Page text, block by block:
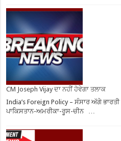
CM Joseph Vijay ਦਾ ਨਹੀਂ ਹੋਵੇਗਾ ਤਲਾਕ
India’s Foreign Policy – ਸੰਸਾਰ ਅੱਗੇ
ਪਾਕਿਸਤਾਨ-ਅਮਰੀਕਾ-ਰੂਸ-ਚੀਨ …